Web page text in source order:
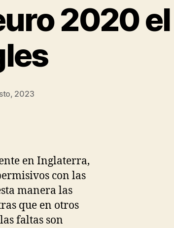
2020 el
2023
en Inglaterra,
con las
manera las
que en otros
faltas son